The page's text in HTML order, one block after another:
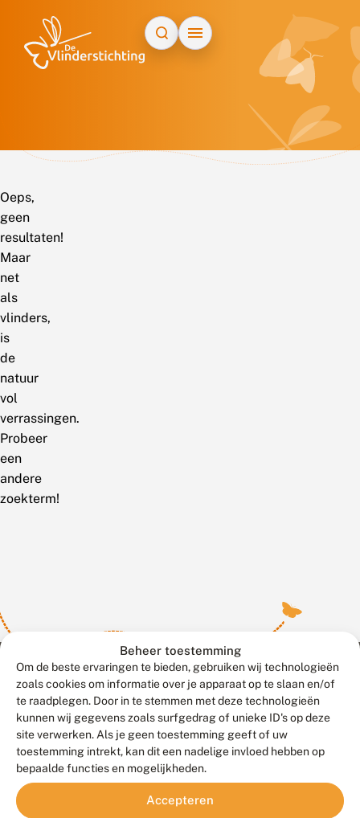
Beheer toestemming
Om de beste ervaringen te bieden, gebruiken wij technologieën
zoals cookies om informatie over je apparaat op te slaan en/of
te raadplegen. Door in te stemmen met deze technologieën
kunnen wij gegevens zoals surfgedrag of unieke ID's op deze
site verwerken. Als je geen toestemming geeft of uw
toestemming intrekt, kan dit een nadelige invloed hebben op
bepaalde functies en mogelijkheden.
Accepteren
Oeps,
geen
resultaten!
Maar
net
als
vlinders,
is
de
natuur
vol
verrassingen.
Probeer
een
andere
zoekterm!
Contact
Veelgestelde vragen
Meld waarnemingen© 2026 Vlinderstichting
Duurzaam ontwikkeld door
Go2People
, ontworpen door
Blue Field Agency
Privacy
Disclaimer
Sitemap